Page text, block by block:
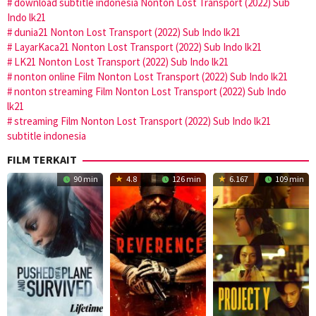
download subtitle indonesia Nonton Lost Transport (2022) Sub
Indo lk21
dunia21 Nonton Lost Transport (2022) Sub Indo lk21
LayarKaca21 Nonton Lost Transport (2022) Sub Indo lk21
LK21 Nonton Lost Transport (2022) Sub Indo lk21
nonton online Film Nonton Lost Transport (2022) Sub Indo lk21
nonton streaming Film Nonton Lost Transport (2022) Sub Indo
lk21
streaming Film Nonton Lost Transport (2022) Sub Indo lk21
subtitle indonesia
FILM TERKAIT
90 min 4.8 126 min 6.167 109 min